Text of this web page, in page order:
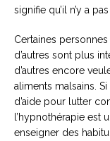
signifie qu’il n’y a
Certaines
d’autres sont plus
d’autres encore
aliments malsains.
d’aide pour lutter
l’hypnothérapie est
enseigner des